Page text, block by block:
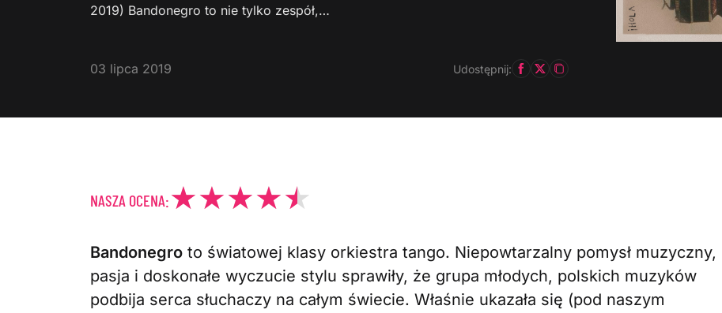
2019) Bandonegro to nie tylko zespół,…
03 lipca 2019 Udostępnij:
NASZA OCENA:
Bandonegro to światowej klasy orkiestra tango. Niepowtarzalny pomysł muzyczny,
pasja i doskonałe wyczucie stylu sprawiły, że grupa młodych, polskich muzyków
podbija serca słuchaczy na całym świecie. Właśnie ukazała się (pod naszym